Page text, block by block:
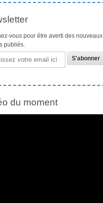
vous pour être averti des nouveaux
publiés.
du moment